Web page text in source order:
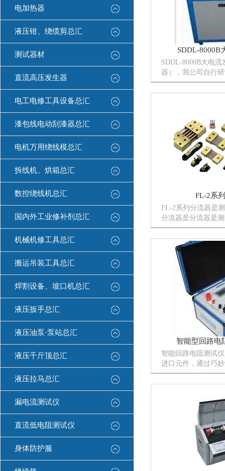
电加热器
液压钳、绕缆剪总汇
测试器材
直流高压发生器
电工电修工具设备总汇
漆包线电动刮漆器总汇
电机万用绕线模总汇
拆线机、烘箱总汇
数控绕线机总汇
国内外工业修补剂总汇
机械机修工具总汇
搬运吊装工具总汇
焊割设备、坡口机总汇
液压扳手总汇
液压油泵·泵站总汇
液压千斤顶总汇
液压拉马总汇
漏电流测试仪
直流低电阻测试仪
身体防护服
SDDL-8000B
SDDL-8000B大电
器），我公司自行
备，它集国内外同
身，采用数控技术
FL-2系
FL-2系列分流器是
分流器是分流器是
根据直流电流通过
生电压的原理制成。
智能型回路电
智能回路电阻测试
进口元件，通过巧
路有效的消除环境
响，使用增强了抗